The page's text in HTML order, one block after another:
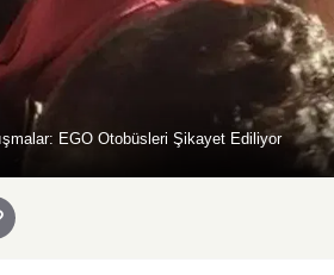
EGO Otobüsleri Şikayet Ediliyor